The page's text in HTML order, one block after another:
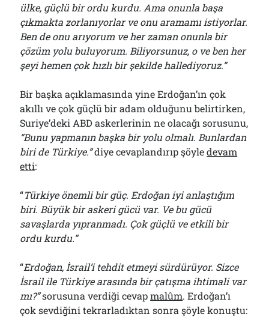
ülke, güçlü bir ordu kurdu. Ama onunla başa
çıkmakta zorlanıyorlar ve onu aramamı istiyorlar.
Ben de onu arıyorum ve her zaman onunla bir
çözüm yolu buluyorum. Biliyorsunuz, o ve ben her
şeyi hemen çok hızlı bir şekilde hallediyoruz.”
Bir başka açıklamasında yine Erdoğan’ın çok
akıllı ve çok güçlü bir adam olduğunu belirtirken,
Suriye’deki ABD askerlerinin ne olacağı sorusunu,
“Bunu yapmanın başka bir yolu olmalı. Bunlardan
biri de Türkiye.”diye cevaplandırıp şöyledevam
etti:
“Türkiye önemli bir güç. Erdoğan iyi anlaştığım
biri. Büyük bir askeri gücü var. Ve bu gücü
savaşlarda yıpranmadı. Çok güçlü ve etkili bir
ordu kurdu.”
“Erdoğan, İsrail’i tehdit etmeyi sürdürüyor. Sizce
İsrail ile Türkiye arasında bir çatışma ihtimali var
mı?”sorusuna verdiği cevapmalûm. Erdoğan’ı
çok sevdiğini tekrarladıktan sonra şöyle konuştu: